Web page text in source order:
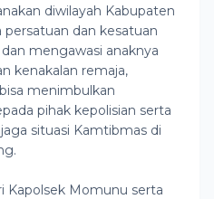
diwilayah Kabupaten
dan kesatuan
mengawasi anaknya
kenakalan remaja,
menimbulkan
pihak kepolisian serta
situasi Kamtibmas di
Kapolsek Momunu serta